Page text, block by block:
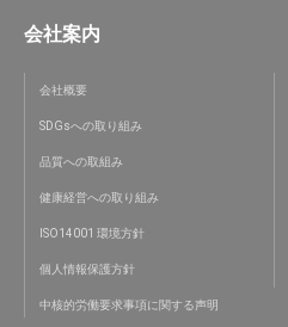
会社案内
会社概要
SDGsへの取り組み
品質への取組み
健康経営への取り組み
ISO14001 環境方針
個人情報保護方針
中核的労働要求事項に関する声明